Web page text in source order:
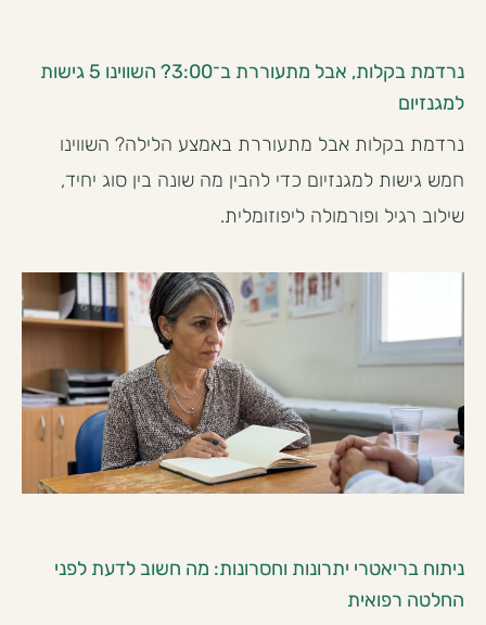
נרדמת בקלות, אבל מתעוררת ב־3:00? השווינו 5 גישות
למגנזיום
נרדמת בקלות אבל מתעוררת באמצע הלילה? השווינו
חמש גישות למגנזיום כדי להבין מה שונה בין סוג יחיד,
שילוב רגיל ופורמולה ליפוזומלית.
ניתוח בריאטרי יתרונות וחסרונות: מה חשוב לדעת לפני
החלטה רפואית